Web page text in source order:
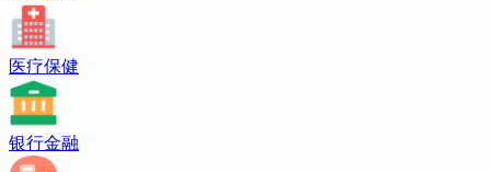
医疗保健
银行金融